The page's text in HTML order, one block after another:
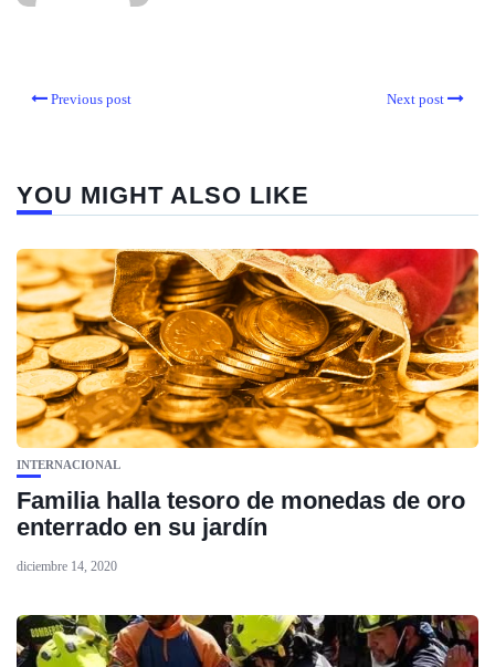
Previous post Next post
YOU MIGHT ALSO LIKE
INTERNACIONAL
Familia halla tesoro de monedas de oro
enterrado en su jardín
diciembre 14, 2020